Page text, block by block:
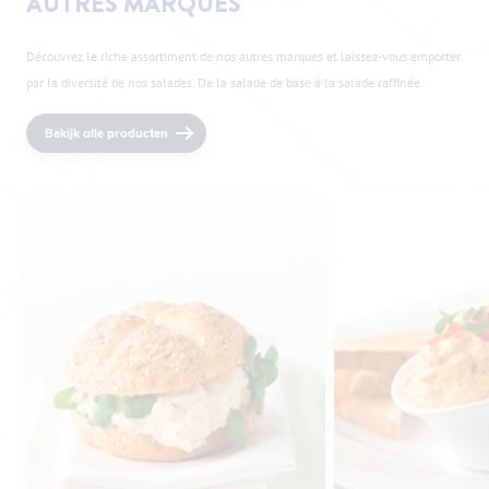
Découvrez le riche assortiment de nos autres marques et laissez-vous emporter
par la diversité de nos salades. De la salade de base à la salade raffinée.
Bekijk alle producten